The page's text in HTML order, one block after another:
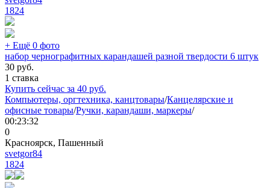
1824
+ Ещё 0 фото
набор чернографитных карандашей разной твердости 6 штук
30 руб.
1 ставка
Купить сейчас за 40 руб.
Компьютеры, оргтехника, канцтовары/Канцелярские и
офисные товары/Ручки, карандаши, маркеры/
00:23:32
0
Красноярск, Пашенный
svetgor84
1824